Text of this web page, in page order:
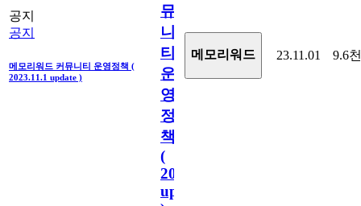
공지
공지
메모리워드 커뮤니티 운영정책 (
2023.11.1 update )
뮤
니
티
운
영
정
책
(
2023.11.1
update
메모리워드 23.11.01 9.6천